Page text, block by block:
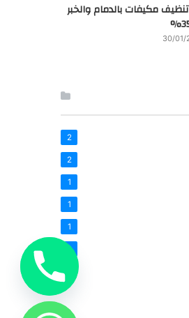
مكيفات بالدمام والخبر
30/01/
2
2
1
1
1
1